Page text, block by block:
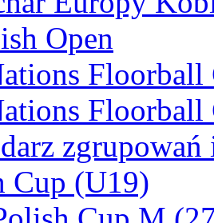
Open
Floorball
Floorball
Cup (U19)